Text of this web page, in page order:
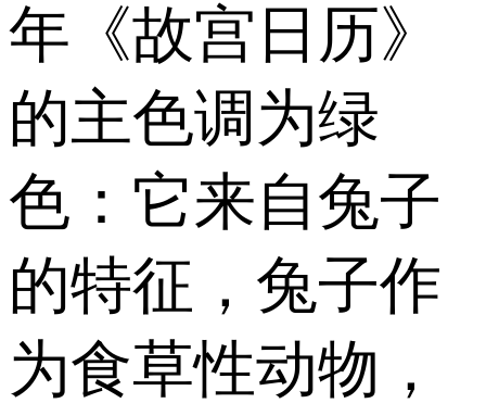
年《故宫日历》
的主色调为绿
色：它来自兔子
的特征，兔子作
为食草性动物，